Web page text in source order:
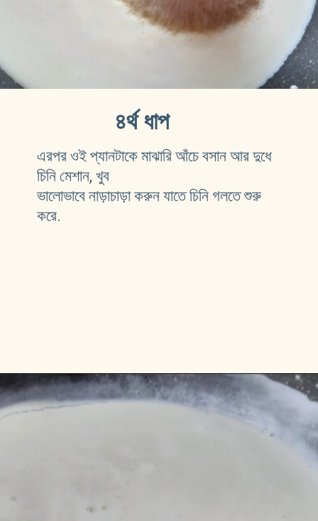
৪র্থ ধাপ
এরপর ওই প্যানটাকে মাঝারি আঁচে বসান আর দুধে
চিনি মেশান, খুব
ভালোভাবে নাড়াচাড়া করুন যাতে চিনি গলতে শুরু
করে.